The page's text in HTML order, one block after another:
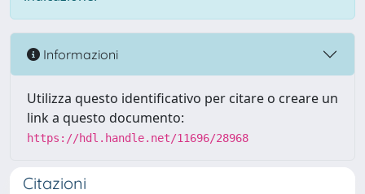
Informazioni
Utilizza questo identificativo per citare o creare un
link a questo documento:
https://hdl.handle.net/11696/28968
Citazioni